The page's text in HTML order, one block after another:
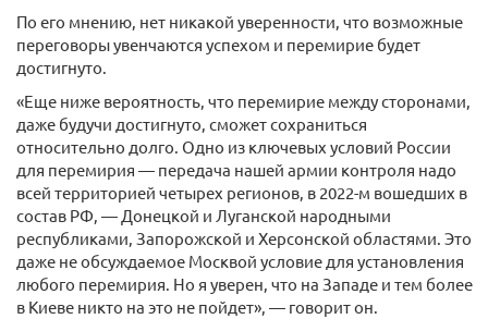
По его мнению, нет никакой уверенности, что возможные
переговоры увенчаются успехом и перемирие будет
достигнуто.
«Еще ниже вероятность, что перемирие между сторонами,
даже будучи достигнуто, сможет сохраниться
относительно долго. Одно из ключевых условий России
для перемирия — передача нашей армии контроля надо
всей территорией четырех регионов, в 2022-м вошедших в
состав РФ, — Донецкой и Луганской народными
республиками, Запорожской и Херсонской областями. Это
даже не обсуждаемое Москвой условие для установления
любого перемирия. Но я уверен, что на Западе и тем более
в Киеве никто на это не пойдет», — говорит он.